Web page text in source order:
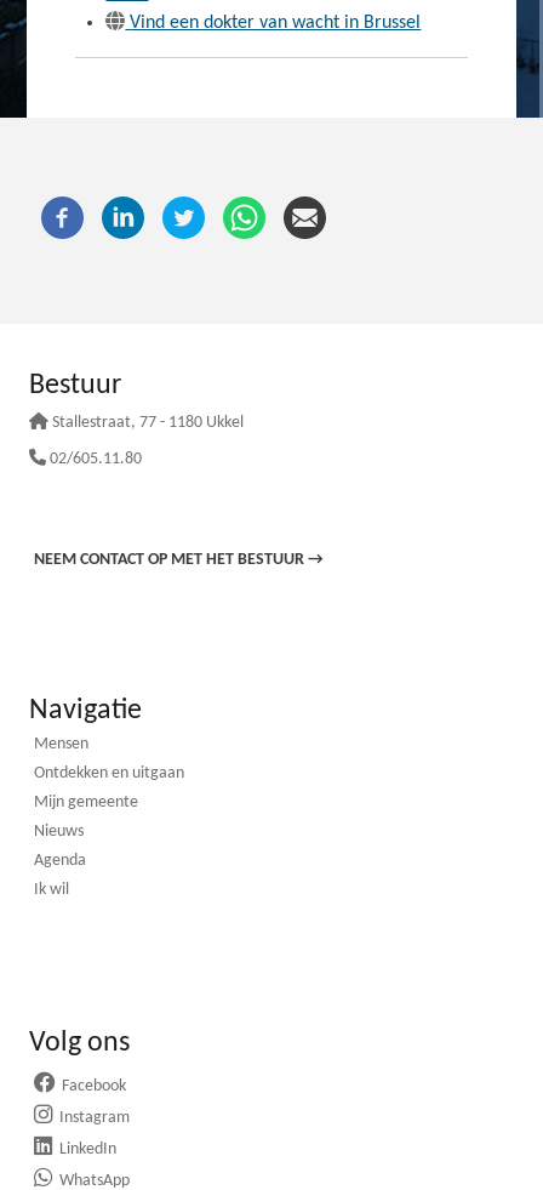
Vind een dokter van wacht in Brussel
Bestuur
Stallestraat, 77 - 1180 Ukkel
02/605.11.80
NEEM CONTACT OP MET HET BESTUUR →
Navigatie
Mensen
Ontdekken en uitgaan
Mijn gemeente
Nieuws
Agenda
Ik wil
Volg ons
Facebook
Instagram
LinkedIn
WhatsApp